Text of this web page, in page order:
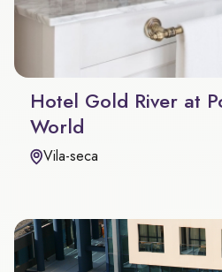
Hotel Gold River at
World
Vila-seca